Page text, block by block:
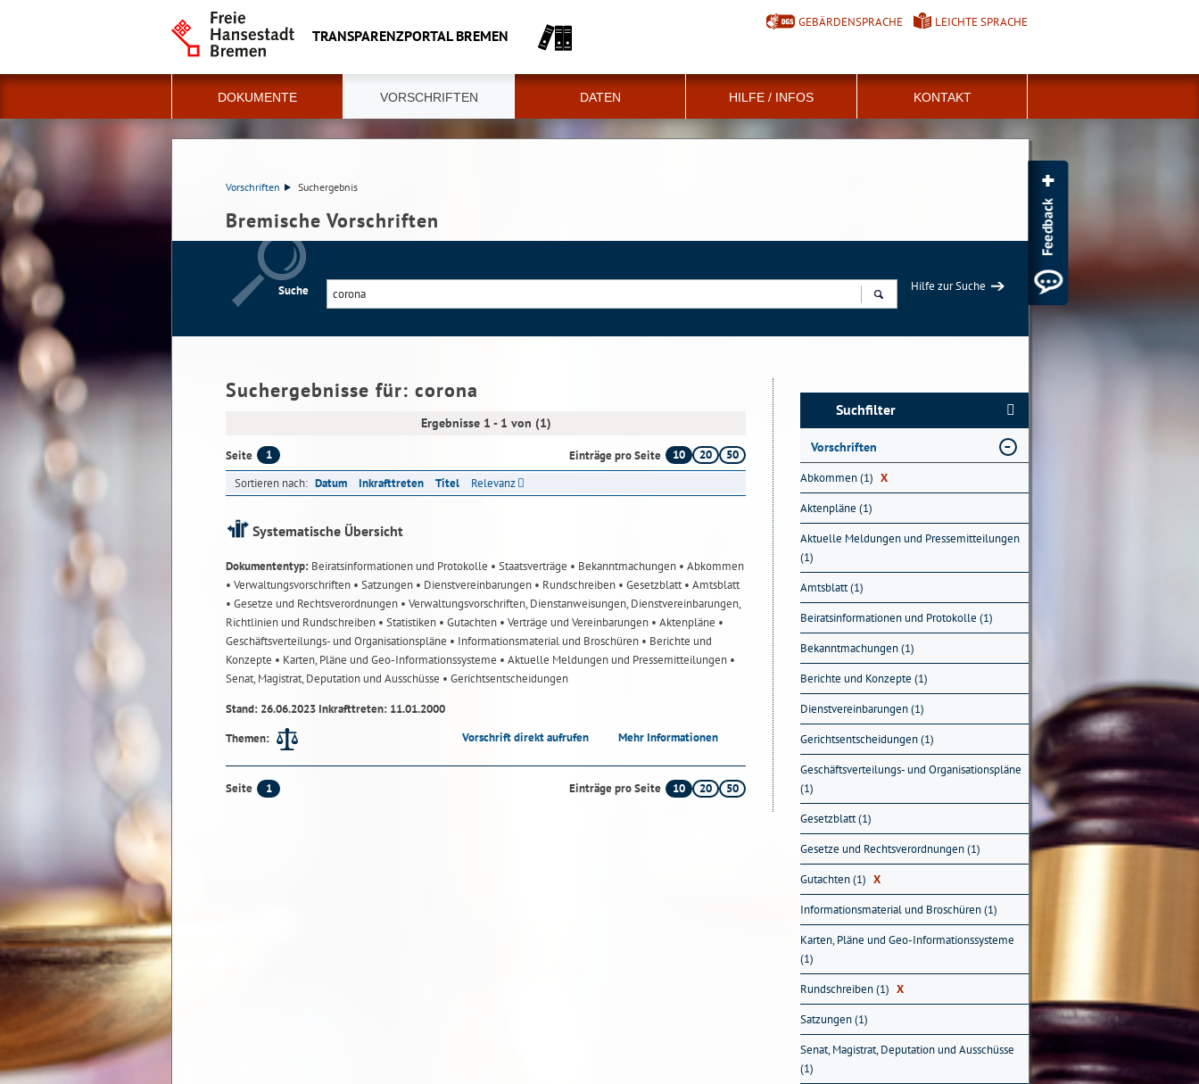
TRANSPARENZPORTAL BREMEN
GEBÄRDENSPRACHE LEICHTE SPRACHE
DOKUMENTE VORSCHRIFTEN DATEN HILFE / INFOS KONTAKT
Vorschriften Suchergebnis
Bremische Vorschriften
Suche
Hilfe zur Suche
Suchergebnisse für: corona
Ergebnisse 1 - 1 von (1)
Seite 1 Einträge pro Seite 10 20
50
Sortieren nach: Datum Inkrafttreten Titel Relevanz
Systematische Übersicht
Dokumententyp: Beiratsinformationen und Protokolle • Staatsverträge • Bekanntmachungen • Abkommen
• Verwaltungsvorschriften • Satzungen • Dienstvereinbarungen • Rundschreiben • Gesetzblatt• Amtsblatt
• Gesetze und Rechtsverordnungen • Verwaltungsvorschriften, Dienstanweisungen, Dienstvereinbarungen,
Richtlinien und Rundschreiben • Statistiken • Gutachten • Verträge und Vereinbarungen • Aktenpläne •
Geschäftsverteilungs- und Organisationspläne • Informationsmaterial und Broschüren • Berichte und
Konzepte • Karten, Pläne und Geo-Informationssysteme • Aktuelle Meldungen und Pressemitteilungen •
Senat, Magistrat, Deputation und Ausschüsse • Gerichtsentscheidungen
Stand: 26.06.2023 Inkrafttreten: 11.01.2000
Themen:
Vorschrift direkt aufrufen Mehr Informationen
Seite 1 Einträge pro Seite 10 20 50
Suchfilter
Vorschriften
Abkommen (1) X
Aktenpläne (1)
Aktuelle Meldungen und Pressemitteilungen
(1)
Amtsblatt (1)
Beiratsinformationen und Protokolle (1)
Bekanntmachungen (1)
Berichte und Konzepte (1)
Dienstvereinbarungen (1)
Gerichtsentscheidungen (1)
Geschäftsverteilungs- und Organisationspläne
(1)
Gesetzblatt (1)
Gesetze und Rechtsverordnungen (1)
Gutachten (1) X
Informationsmaterial und Broschüren (1)
Karten, Pläne und Geo-Informationssysteme
(1)
Rundschreiben (1) X
Satzungen (1)
Senat, Magistrat, Deputation und Ausschüsse
(1)